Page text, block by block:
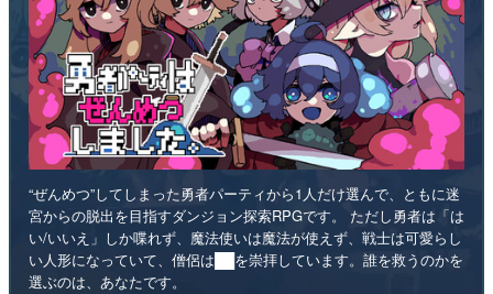
“ぜんめつ”してしまった勇者パーティから1人だけ選んで、ともに迷
宮からの脱出を目指すダンジョン探索RPGです。 ただし勇者は「は
い/いいえ」しか喋れず、魔法使いは魔法が使えず、戦士は可愛らし
い人形になっていて、僧侶は██を崇拝しています。誰を救うのかを
選ぶのは、あなたです。